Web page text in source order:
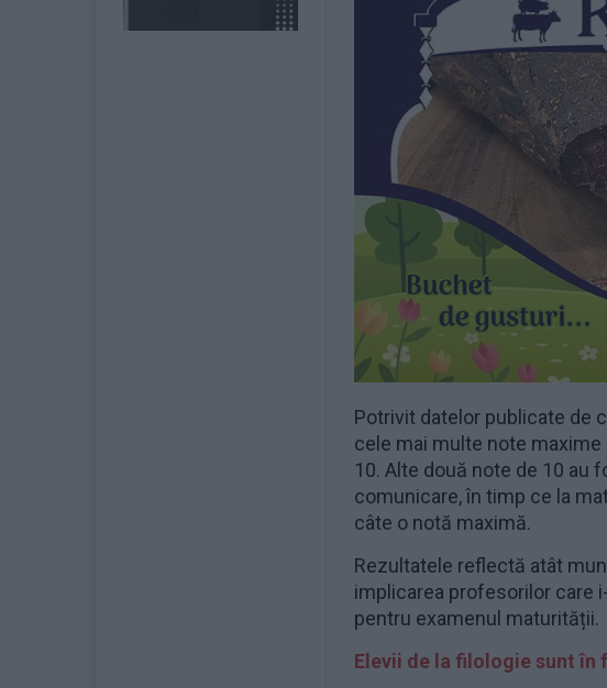
Potrivit datelor publicate de
cele mai multe note
10. Alte două note de 10 au
comunicare, în timp ce la
câte o notă maximă.
Rezultatele reflectă atât
implicarea profesorilor care
pentru examenul maturității.
Elevii de la filologie sunt în